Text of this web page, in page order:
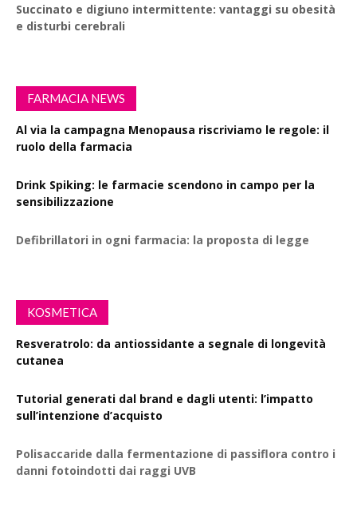
Succinato e digiuno intermittente: vantaggi su obesità
e disturbi cerebrali
FARMACIA NEWS
Al via la campagna Menopausa riscriviamo le regole: il
ruolo della farmacia
Drink Spiking: le farmacie scendono in campo per la
sensibilizzazione
Defibrillatori in ogni farmacia: la proposta di legge
KOSMETICA
Resveratrolo: da antiossidante a segnale di longevità
cutanea
Tutorial generati dal brand e dagli utenti: l’impatto
sull’intenzione d’acquisto
Polisaccaride dalla fermentazione di passiflora contro i
danni fotoindotti dai raggi UVB